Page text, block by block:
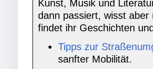
Kunst, Musik und
dann passiert, wisst
findet ihr Geschichten
Tipps zur
sanfter Mobilität.